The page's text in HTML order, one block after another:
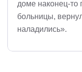
доме наконец-то
больницы,
наладились».